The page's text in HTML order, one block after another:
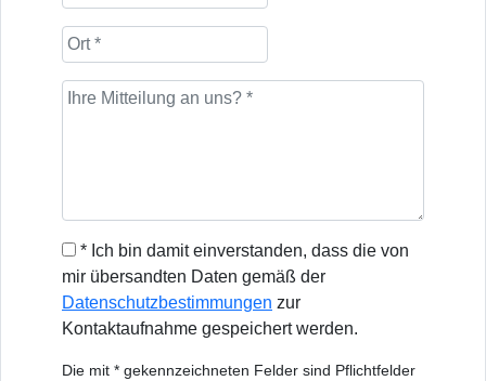
* Ich bin damit einverstanden, dass die von
mir übersandten Daten gemäß der
Datenschutzbestimmungen zur
Kontaktaufnahme gespeichert werden.
Die mit * gekennzeichneten Felder sind Pflichtfelder